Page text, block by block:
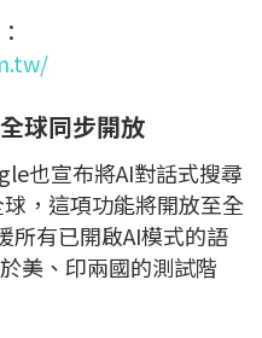
球同步開放
也宣布將AI對話式搜尋
，這項功能將開放至全
所有已開啟AI模式的語
美、印兩國的測試階